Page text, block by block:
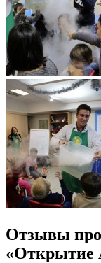
Отзывы про
«Открытие